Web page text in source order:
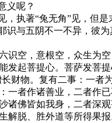
义呢？
著“兔无角”见，但是
与五阴不一不异，彼
空，意根空，众生为
菩提心。菩萨发菩提
财物。复有二事：一
者作诸善业，二者作
佛皆如我身，二者深
脱、胜外道等所得果